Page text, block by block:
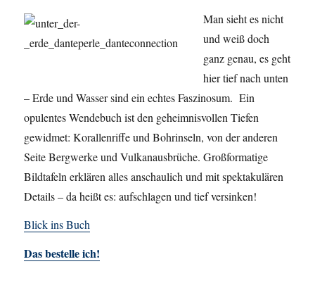
Man sieht es nicht
und weiß doch
ganz genau, es geht
hier tief nach unten
– Erde und Wasser sind ein echtes Faszinosum. Ein
opulentes Wendebuch ist den geheimnisvollen Tiefen
gewidmet: Korallenriffe und Bohrinseln, von der anderen
Seite Bergwerke und Vulkanausbrüche. Großformatige
Bildtafeln erklären alles anschaulich und mit spektakulären
Details – da heißt es: aufschlagen und tief versinken!
Blick ins Buch
Das bestelle ich!